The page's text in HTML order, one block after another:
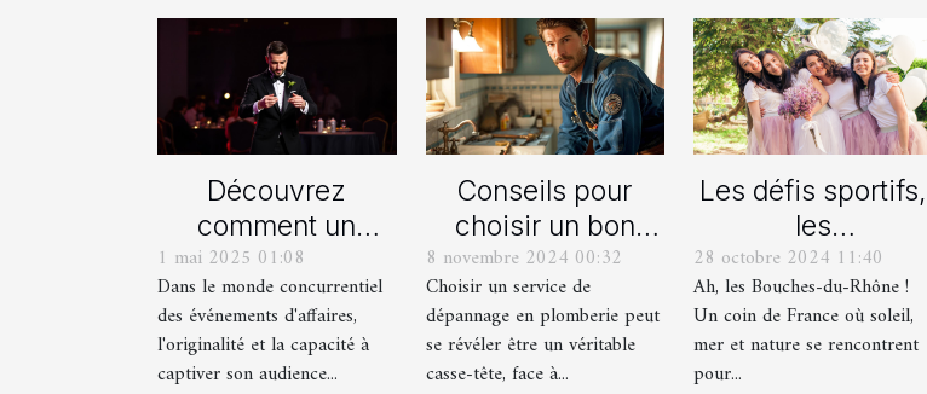
Découvrez
comment un
spectacle de
magie transforme
les événements
professionnels
1 mai 2025 01:08
Dans le monde concurrentiel
des événements d'affaires,
l'originalité et la capacité à
captiver son audience...
Conseils pour
choisir un bon
service de
dépannage en
plomberie
8 novembre 2024 00:32
Choisir un service de
dépannage en plomberie peut
se révéler être un véritable
casse-tête, face à...
Les défis sportifs,
les
incontournables
de toute
organisation d’EVG
et EVJF dans les
28 octobre 2024 11:40
Ah, les Bouches-du-Rhône !
Un coin de France où soleil,
mer et nature se rencontrent
pour...